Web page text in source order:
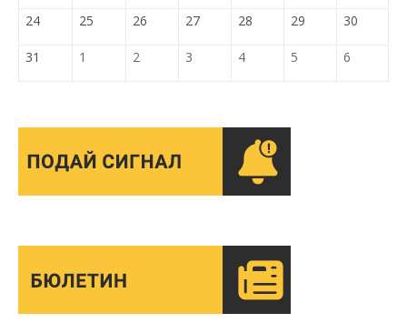
24 25 26 27 28 29 30
31 1 2 3 4 5 6